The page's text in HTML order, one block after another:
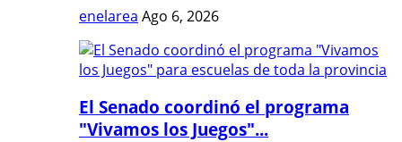
enelarea Ago 6, 2026
El Senado coordinó el programa
"Vivamos los Juegos"...